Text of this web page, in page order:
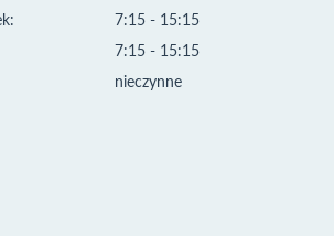
7:15 - 15:15
7:15 - 15:15
nieczynne